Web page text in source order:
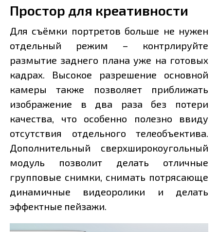
Простор для креативности
Для съёмки портретов больше не нужен
отдельный режим – контрлируйте
размытие заднего плана уже на готовых
кадрах. Высокое разрешение основной
камеры также позволяет приближать
изображение в два раза без потери
качества, что особенно полезно ввиду
отсутствия отдельного телеобъектива.
Дополнительный сверхширокоугольный
модуль позволит делать отличные
групповые снимки, снимать потрясающе
динамичные видеоролики и делать
эффектные пейзажи.